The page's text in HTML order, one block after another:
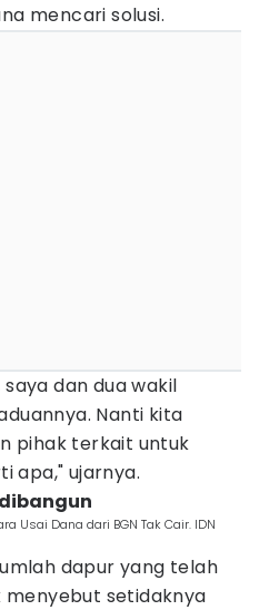
mencari solusi.
dan dua wakil
Nanti kita
pihak terkait untuk
apa," ujarnya.
dibangun
Usai Dana dari BGN Tak Cair. IDN
dapur yang telah
menyebut setidaknya